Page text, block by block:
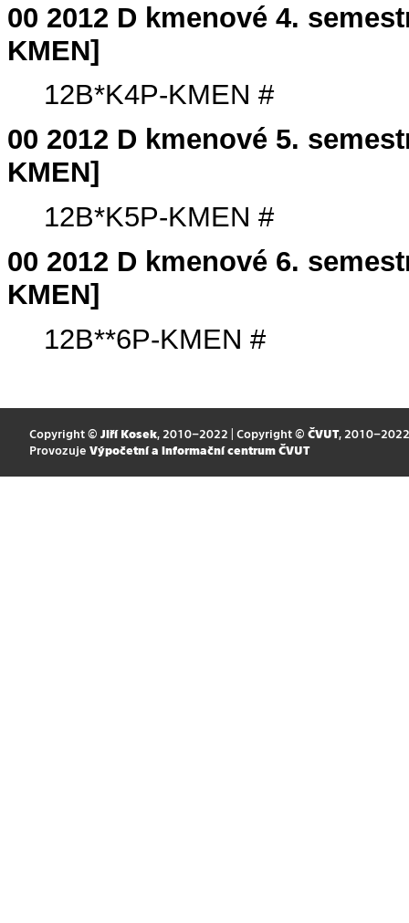
00 2012 D kmenové 4.
KMEN]
12B*K4P-KMEN #
00 2012 D kmenové 5.
KMEN]
12B*K5P-KMEN #
00 2012 D kmenové 6.
KMEN]
12B**6P-KMEN #
Copyright © Jiří Kosek, 2010–2022 | Copyright © ČVUT, 2010–2022
Provozuje Výpočetní a informační centrum ČVUT